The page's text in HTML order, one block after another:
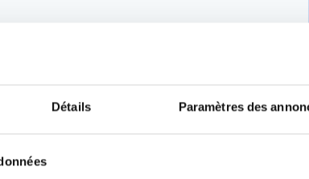
Détails Paramètres des